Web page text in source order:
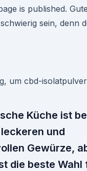
is published.
sein, denn
Küche ist
und
Gewürze,
die beste Wahl